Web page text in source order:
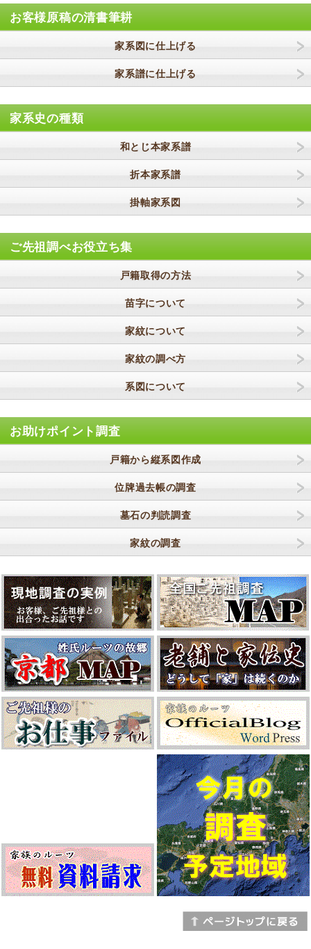
お客様原稿の清書筆耕
家系図に仕上げる
家系譜に仕上げる
家系史の種類
和とじ本家系譜
折本家系譜
掛軸家系図
ご先祖調べお役立ち集
戸籍取得の方法
苗字について
家紋について
家紋の調べ方
系図について
お助けポイント調査
戸籍から縦系図作成
位牌過去帳の調査
墓石の判読調査
家紋の調査